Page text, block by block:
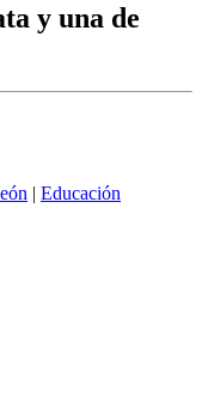
y una de
| Educación